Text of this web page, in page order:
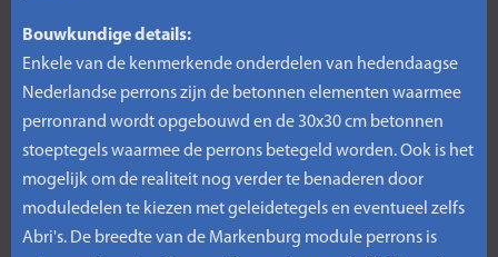
Bouwkundige details:
Enkele van de kenmerkende onderdelen van hedendaagse
Nederlandse perrons zijn de betonnen elementen waarmee
perronrand wordt opgebouwd en de 30x30 cm betonnen
stoeptegels waarmee de perrons betegeld worden. Ook is het
mogelijk om de realiteit nog verder te benaderen door
moduledelen te kiezen met geleidetegels en eventueel zelfs
Abri's. De breedte van de Markenburg module perrons is